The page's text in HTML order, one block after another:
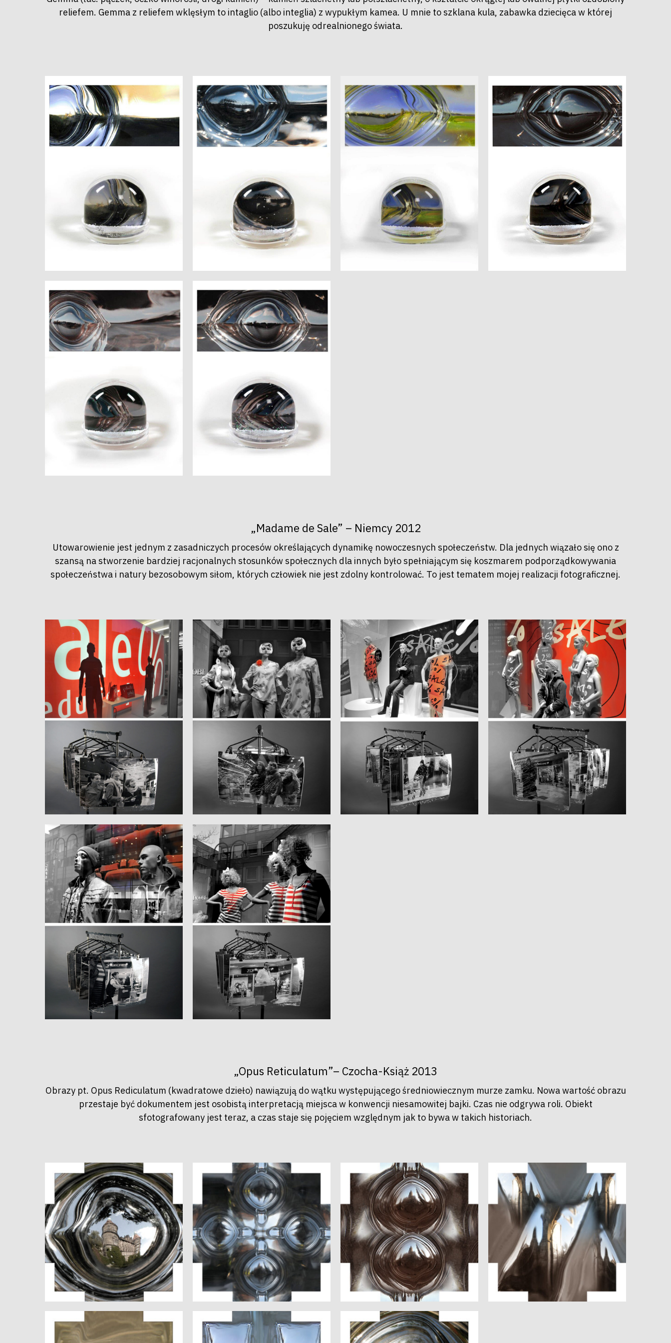
reliefem. Gemma z reliefem wklęsłym to intaglio (albo integlia) z wypukłym kamea. U mnie to szklana kula, zabawka dziecięca w której
poszukuję odrealnionego świata.
„Madame de Sale” – Niemcy 2012
Utowarowienie jest jednym z zasadniczych procesów określających dynamikę nowoczesnych społeczeństw. Dla jednych wiązało się ono z
szansą na stworzenie bardziej racjonalnych stosunków społecznych dla innych było spełniającym się koszmarem podporządkowywania
społeczeństwa i natury bezosobowym siłom, których człowiek nie jest zdolny kontrolować. To jest tematem mojej realizacji fotograficznej.
„Opus Reticulatum”– Czocha-Książ 2013
Obrazy pt. Opus Rediculatum (kwadratowe dzieło) nawiązują do wątku występującego średniowiecznym murze zamku. Nowa wartość obrazu
przestaje być dokumentem jest osobistą interpretacją miejsca w konwencji niesamowitej bajki. Czas nie odgrywa roli. Obiekt
sfotografowany jest teraz, a czas staje się pojęciem względnym jak to bywa w takich historiach.